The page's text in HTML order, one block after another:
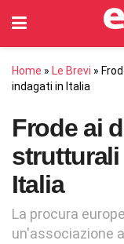
Home » Le Brevi »
indagati in Italia
Frode ai
strutturali
Italia
La procura
un'associazione